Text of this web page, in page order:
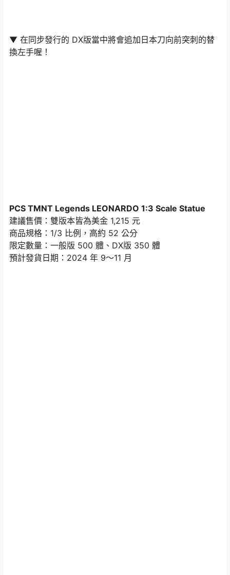
▼ 在同步發行的 DX版當中將會追加日本刀向前突刺的替
換左手喔！
PCS TMNT Legends LEONARDO 1:3 Scale Statue
建議售價：雙版本皆為美金 1,215 元
商品規格：1/3 比例，高約 52 公分
限定數量：一般版 500 體、DX版 350 體
預計發貨日期：2024 年 9～11 月